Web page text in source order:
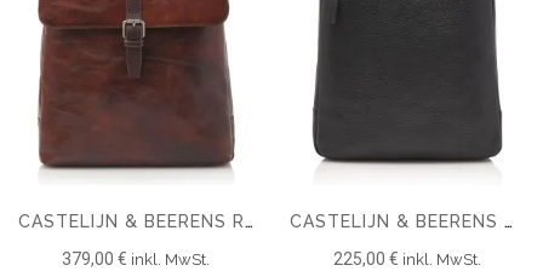
CASTELIJN & BEERENS RIEN LAPTOP RUCKSACK 15.6'' + TABLET RFID
379,00 € inkl. MwSt.
CASTELIJN & BEERENS ONYX BRAVO LAPTOP RUCKSACK 15,6 RFID
225,00 € inkl. MwSt.